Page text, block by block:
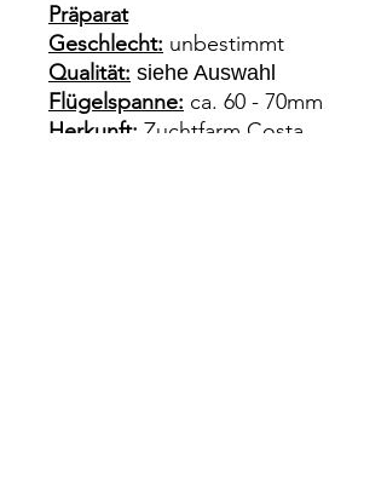
Präparat
Geschlecht: unbestimmt
Qualität: siehe Auswahl
Flügelspanne: ca. 60 - 70mm
Herkunft: Zuchtfarm Costa